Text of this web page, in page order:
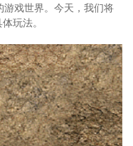
戏世界。今天，我们将
玩法。